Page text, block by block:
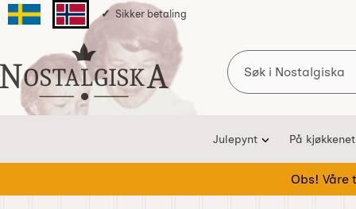
Svenska sidanNorska sidan
Sikker betaling
Startsiden for Nostalgiska
Søk
Julepynt På kjøkkenet
Obs! Våre